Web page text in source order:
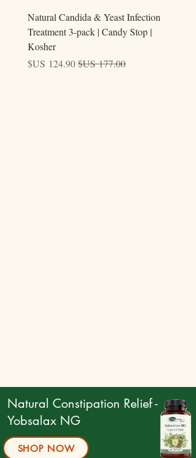
Natural Candida & Yeast Infection
Treatment 3-pack | Candy Stop |
Kosher
سعر عادي
سعر البيع
Natural Constipation Relief -
Yobsalax NG
SHOP NOW